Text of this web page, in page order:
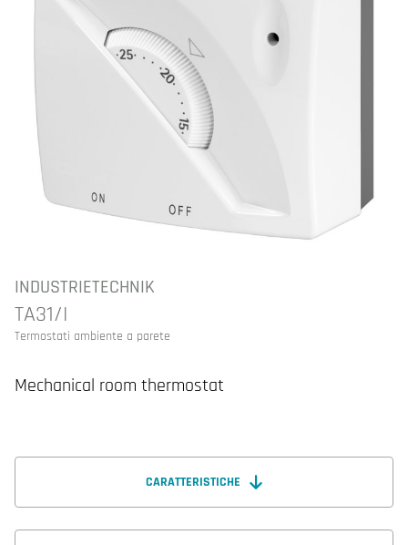
INDUSTRIETECHNIK
TA31/I
Termostati ambiente a parete
Mechanical room thermostat
CARATTERISTICHE